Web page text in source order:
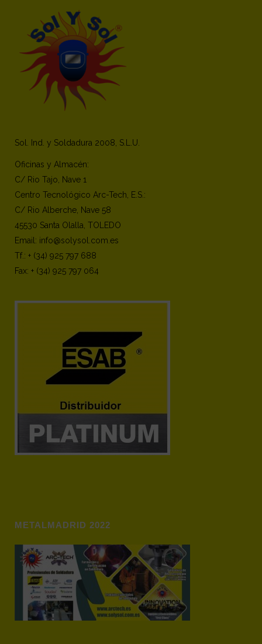
Sol. Ind. y Soldadura 2008, S.L.U.
Oficinas y Almacén:
C/ Rio Tajo, Nave 1
Centro Tecnológico Arc-Tech, E.S.:
C/ Rio Alberche, Nave 58
45530 Santa Olalla, TOLEDO
Email: info@solysol.com.es
Tf.: + (34) 925 797 688
Fax: + (34) 925 797 064
METALMADRID 2022